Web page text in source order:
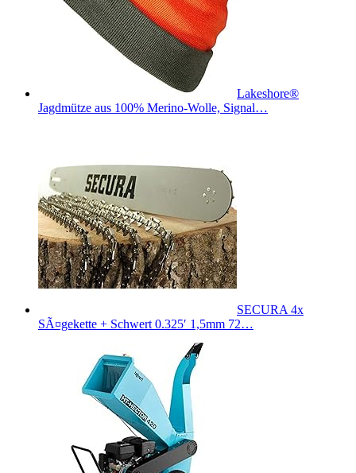
Lakeshore®
Jagdmütze aus 100% Merino-Wolle, Signal…
SECURA 4x
SÃ¤gekette + Schwert 0.325′ 1,5mm 72…